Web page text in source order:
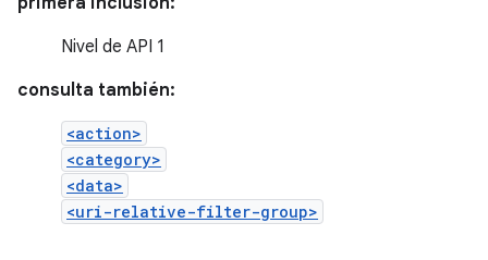
Nivel de API 1
consulta también:
<action>
<category>
<data>
<uri-relative-filter-group>